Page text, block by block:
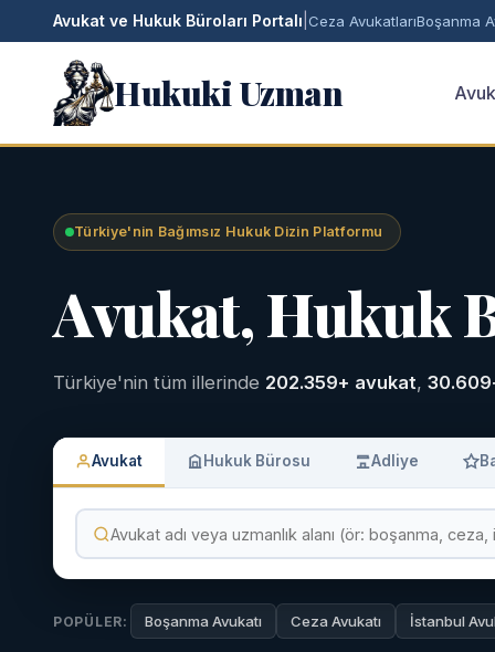
Avukat ve Hukuk Büroları Portalı Ceza AvukatlarıBoşanma
Hukuki Uzman
Türkiye'nin Bağımsız Hukuk Dizin Platformu
Avukat, Hukuk
Türkiye'nin tüm illerinde 202.359+ avukat,
Avukat Hukuk Bürosu Adliye
POPÜLER: Boşanma Avukatı Ceza Avukatı İstanbul